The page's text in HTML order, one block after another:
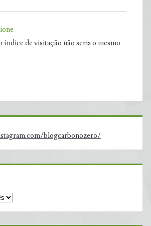
índice de visitação não seria o mesmo
blogcarbonozero/